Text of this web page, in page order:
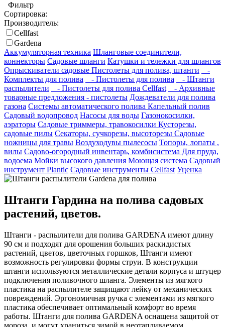
Фильтр
Сортировка:
Производитель:
Cellfast
Gardena
Аккумуляторная техника Шланговые соединители,
коннекторы Садовые шланги Катушки и тележки для шлангов
Опрыскиватели садовые Пистолеты для полива, штанги
-
Комплекты для полива
- Пистолеты для полива
- Штанги
распылители
- Пистолеты для полива Cellfast
- Архивные
товарные предложения - пистолеты Дождеватели для полива
газона Системы автоматического полива Капельный полив
Садовый водопровод Насосы для воды Газонокосилки,
аэраторы Садовые триммеры, травокосилки Кусторезы,
садовые пилы Секаторы, сучкорезы, высоторезы Садовые
ножницы для травы Воздуходувы пылесосы Топоры, лопаты ,
вилы Садово-огородный инвентарь, комбисистема Для пруда,
водоема Мойки высокого давления Моющая система Садовый
инструмент Plantic Садовые инструменты Cellfast Уценка
Штанги Гардина на полива садовых
растений, цветов.
Штанги - распылители для полива GARDENA имеют длину
90 см и подходят для орошения больших раскидистых
растений, цветов, цветочных горшков, Штанги имеют
возможность регулировки формы струи. В конструкции
штанги используются металлические детали корпуса и штуцер
подключения поливочного шланга. Элементы из мягкого
пластика на распылителе защищают лейку от механических
повреждений. Эргономичная ручка с элементами из мягкого
пластика обеспечивает оптимальный комфорт во время
работы. Штанги для полива GARDENA оснащена защитой от